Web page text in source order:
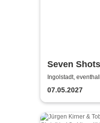
Seven
Volbeat
Ingolstadt,
07.05.2027